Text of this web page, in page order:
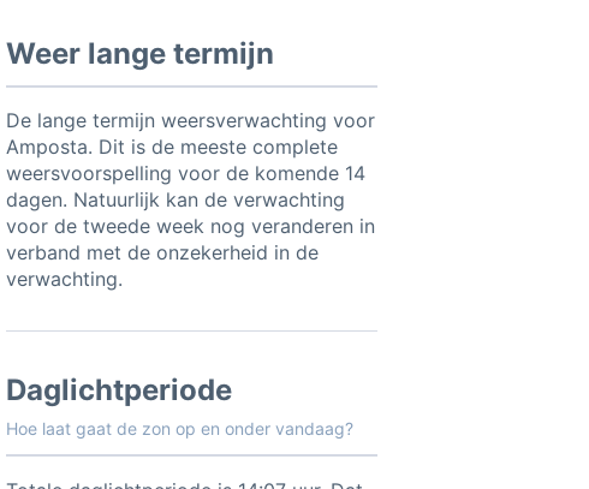
Weer lange termijn
De lange termijn weersverwachting voor
Amposta. Dit is de meeste complete
weersvoorspelling voor de komende 14
dagen. Natuurlijk kan de verwachting
voor de tweede week nog veranderen in
verband met de onzekerheid in de
verwachting.
Daglichtperiode
Hoe laat gaat de zon op en onder vandaag?